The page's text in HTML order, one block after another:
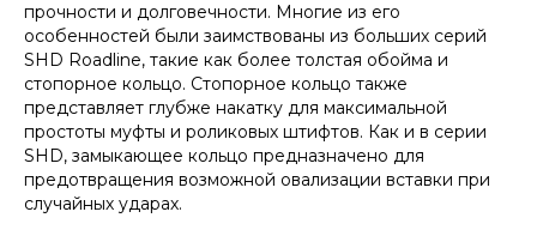
прочности и долговечности. Многие из его
особенностей были заимствованы из больших серий
SHD Roadline, такие как более толстая обойма и
стопорное кольцо. Стопорное кольцо также
представляет глубже накатку для максимальной
простоты муфты и роликовых штифтов. Как и в серии
SHD, замыкающее кольцо предназначено для
предотвращения возможной овализации вставки при
случайных ударах.